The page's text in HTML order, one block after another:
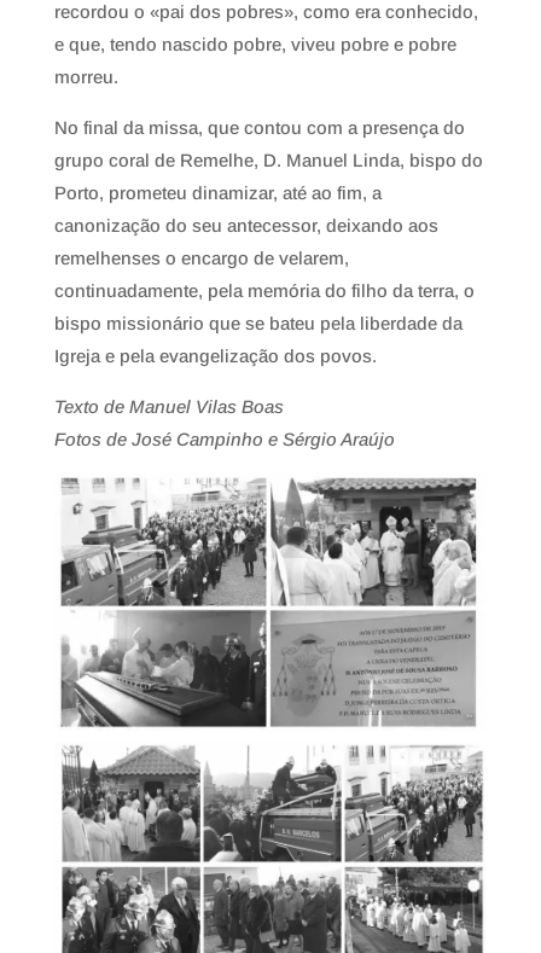
recordou o «pai dos pobres», como era conhecido,
e que, tendo nascido pobre, viveu pobre e pobre
morreu.
No final da missa, que contou com a presença do
grupo coral de Remelhe, D. Manuel Linda, bispo do
Porto, prometeu dinamizar, até ao fim, a
canonização do seu antecessor, deixando aos
remelhenses o encargo de velarem,
continuadamente, pela memória do filho da terra, o
bispo missionário que se bateu pela liberdade da
Igreja e pela evangelização dos povos.
Texto de Manuel Vilas Boas
Fotos de José Campinho e Sérgio Araújo